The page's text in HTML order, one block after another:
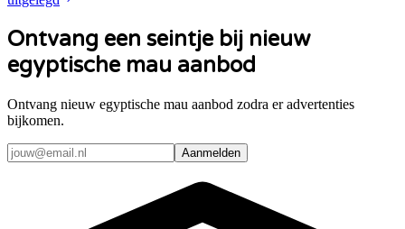
Ontvang een seintje bij nieuw
egyptische mau aanbod
Ontvang nieuw egyptische mau aanbod zodra er advertenties
bijkomen.
Aanmelden